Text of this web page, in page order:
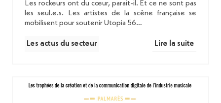
Les rockeurs ont du cœur, parait-il. Et ce ne sont pas
les seul.e.s. Les artistes de la scène française se
mobilisent pour soutenir Utopia 56…
Les actus du secteur Lire la suite